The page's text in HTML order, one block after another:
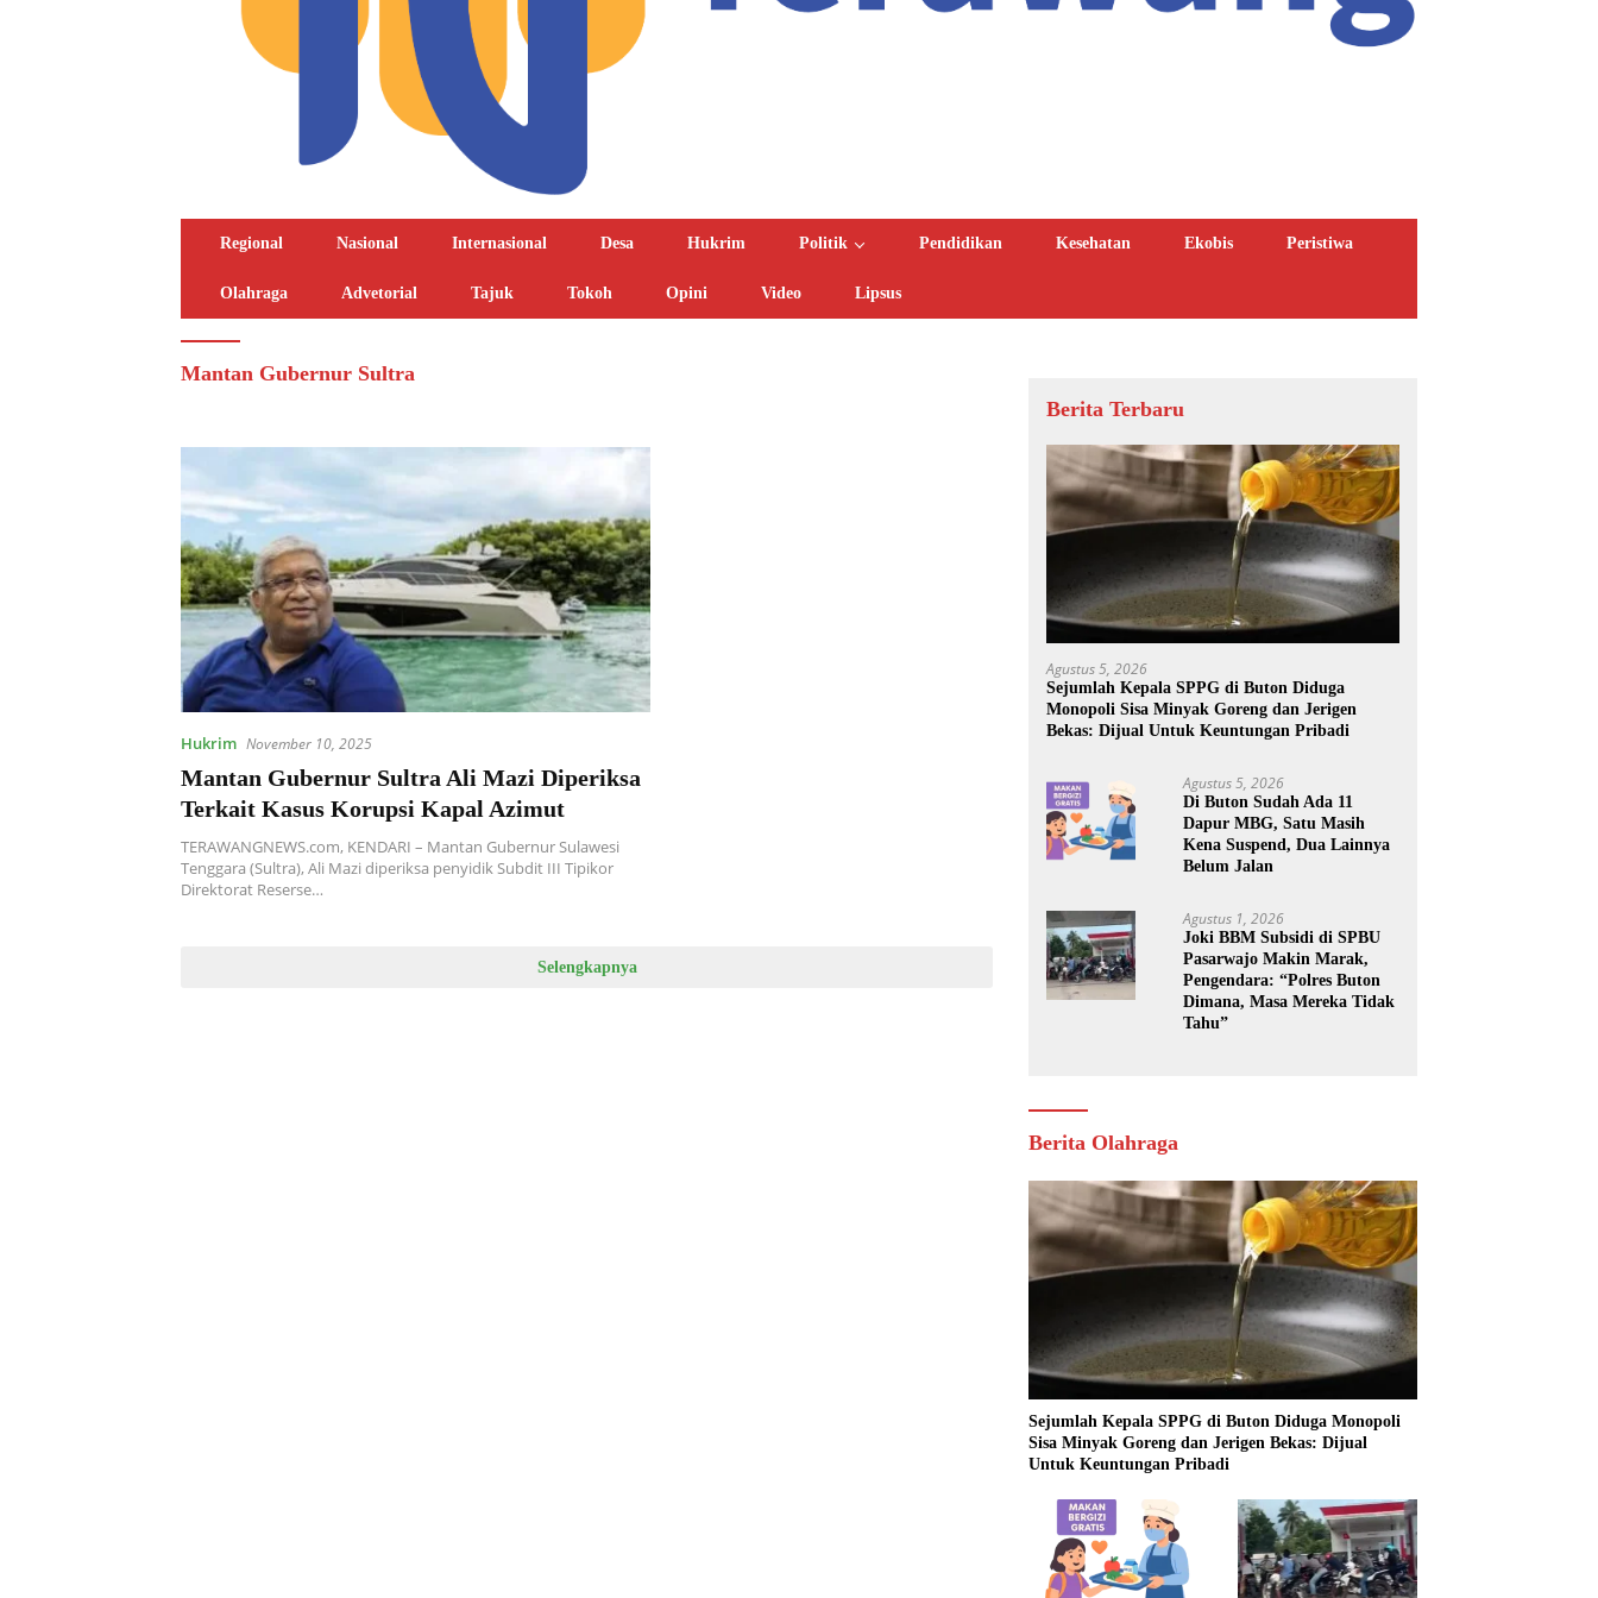
Regional Nasional Internasional Desa Hukrim Politik Pendidikan Kesehatan Ekobis Peristiwa
Olahraga Advetorial Tajuk Tokoh Opini Video Lipsus
Mantan Gubernur Sultra
Hukrim November 10, 2025
Mantan Gubernur Sultra Ali Mazi Diperiksa
Terkait Kasus Korupsi Kapal Azimut
TERAWANGNEWS.com, KENDARI – Mantan Gubernur Sulawesi
Tenggara (Sultra), Ali Mazi diperiksa penyidik Subdit III Tipikor
Direktorat Reserse…
Selengkapnya
Berita Terbaru
Agustus 5, 2026
Sejumlah Kepala SPPG di Buton Diduga
Monopoli Sisa Minyak Goreng dan Jerigen
Bekas: Dijual Untuk Keuntungan Pribadi
Agustus 5, 2026
Di Buton Sudah Ada 11
Dapur MBG, Satu Masih
Kena Suspend, Dua Lainnya
Belum Jalan
Agustus 1, 2026
Joki BBM Subsidi di SPBU
Pasarwajo Makin Marak,
Pengendara: “Polres Buton
Dimana, Masa Mereka Tidak
Tahu”
Berita Olahraga
Sejumlah Kepala SPPG di Buton Diduga Monopoli
Sisa Minyak Goreng dan Jerigen Bekas: Dijual
Untuk Keuntungan Pribadi